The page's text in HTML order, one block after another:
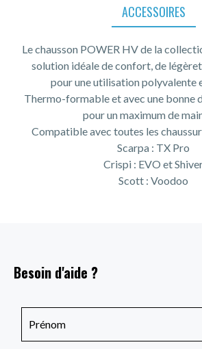
ACCESSOIRES
Le chausson POWER HV de la
solution idéale de confort, de
pour une utilisation polyvalente
Thermo-formable et avec une bonne
pour un maximum de
Compatible avec toutes les
Scarpa : TX Pro
Crispi : EVO et
Scott : Voodoo
Besoin d'aide ?